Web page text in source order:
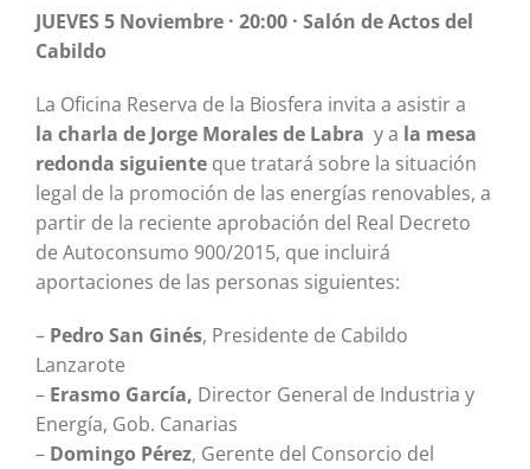
JUEVES 5 Noviembre · 20:00 · Salón de Actos del
Cabildo
La Oficina Reserva de la Biosfera invita a asistir a
la charla de Jorge Morales de Labra y a la mesa
redonda siguiente que tratará sobre la situación
legal de la promoción de las energías renovables, a
partir de la reciente aprobación del Real Decreto
de Autoconsumo 900/2015, que incluirá
aportaciones de las personas siguientes:
– Pedro San Ginés, Presidente de Cabildo
Lanzarote
– Erasmo García, Director General de Industria y
Energía, Gob. Canarias
– Domingo Pérez, Gerente del Consorcio del